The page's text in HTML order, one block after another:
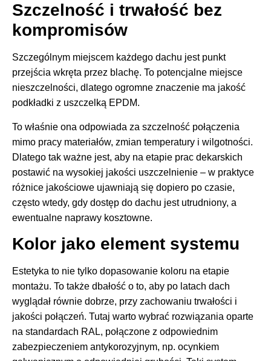
Szczelność i trwałość bez
kompromisów
Szczególnym miejscem każdego dachu jest punkt
przejścia wkręta przez blachę. To potencjalne miejsce
nieszczelności, dlatego ogromne znaczenie ma jakość
podkładki z uszczelką EPDM.
To właśnie ona odpowiada za szczelność połączenia
mimo pracy materiałów, zmian temperatury i wilgotności.
Dlatego tak ważne jest, aby na etapie prac dekarskich
postawić na wysokiej jakości uszczelnienie – w praktyce
różnice jakościowe ujawniają się dopiero po czasie,
często wtedy, gdy dostęp do dachu jest utrudniony, a
ewentualne naprawy kosztowne.
Kolor jako element systemu
Estetyka to nie tylko dopasowanie koloru na etapie
montażu. To także dbałość o to, aby po latach dach
wyglądał równie dobrze, przy zachowaniu trwałości i
jakości połączeń. Tutaj warto wybrać rozwiązania oparte
na standardach RAL, połączone z odpowiednim
zabezpieczeniem antykorozyjnym, np. ocynkiem